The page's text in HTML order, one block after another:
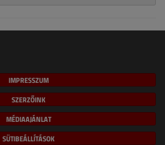
IMPRESSZUM
SZERZŐINK
MÉDIAAJÁNLAT
SÜTIBEÁLLÍTÁSOK